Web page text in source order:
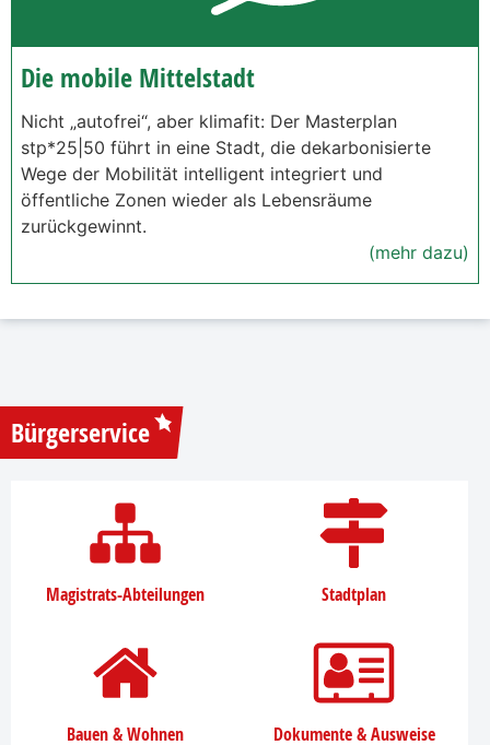
Die mobile Mittelstadt
Nicht „autofrei“, aber klimafit: Der Masterplan
stp*25|50 führt in eine Stadt, die dekarbonisierte
Wege der Mobilität intelligent integriert und
öffentliche Zonen wieder als Lebensräume
zurückgewinnt.
(mehr dazu)
Bürgerservice
Magistrats-Abteilungen Stadtplan
Bauen & Wohnen Dokumente & Ausweise